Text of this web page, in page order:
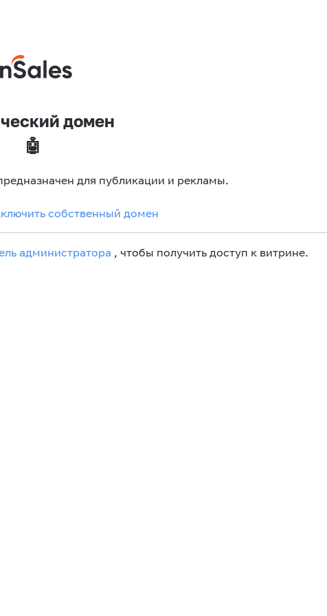
домен
🤖
для публикации и рекламы.
собственный домен
администратора , чтобы получить доступ к витрине.